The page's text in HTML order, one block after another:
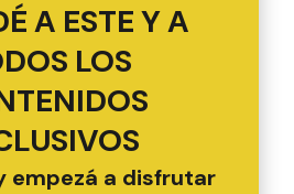
A ESTE Y A
LOS
empezá a disfrutar